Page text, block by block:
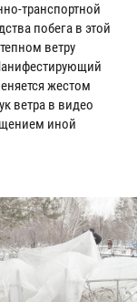
транспортной
побега в этой
ветру
жестом
ветра в видео
иной